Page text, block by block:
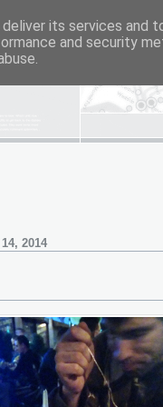
2014
its services and
and security